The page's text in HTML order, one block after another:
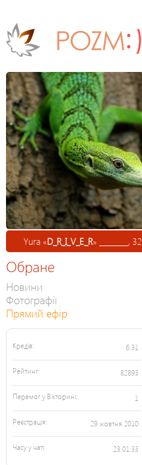
Yura «D_R_I_V_E_R» ________, 32
Обране
Новини
Фотографії
Прямий ефір
Кредів: 6.31
Рейтинг: 82893
Перемог у Вікторині: 1
Реєстрація: 29 жовтня 2010
Часу у чаті: 23:01:33